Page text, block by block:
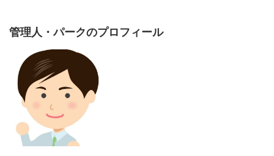
さとうふみやの顔写真!性別は女性で結婚して旦那はいる?
関連記事 雨隠ギドの性別や顔写真は?作者失踪の理由も調査!
小林有吾の高校や中学などの学歴は？
管理人・パークのプロフィール